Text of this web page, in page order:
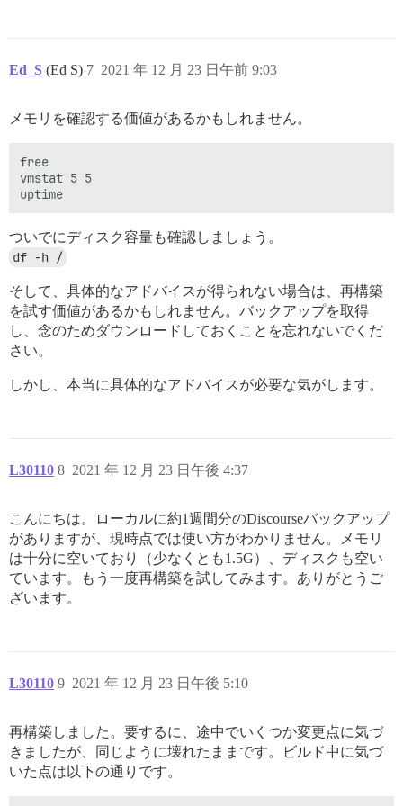
Ed_S (Ed S) 2021 年 12 月 23 日午前 9:03
7
メモリを確認する価値があるかもしれません。
free
vmstat 5 5
ついでにディスク容量も確認しましょう。
df -h /
そして、具体的なアドバイスが得られない場合は、再構築
を試す価値があるかもしれません。バックアップを取得
し、念のためダウンロードしておくことを忘れないでくだ
さい。
しかし、本当に具体的なアドバイスが必要な気がします。
L30110 2021 年 12 月 23 日午後 4:37
8
こんにちは。ローカルに約1週間分のDiscourseバックアップ
がありますが、現時点では使い方がわかりません。メモリ
は十分に空いており（少なくとも1.5G）、ディスクも空い
ています。もう一度再構築を試してみます。ありがとうご
ざいます。
L30110 2021 年 12 月 23 日午後 5:10
9
再構築しました。要するに、途中でいくつか変更点に気づ
きましたが、同じように壊れたままです。ビルド中に気づ
いた点は以下の通りです。